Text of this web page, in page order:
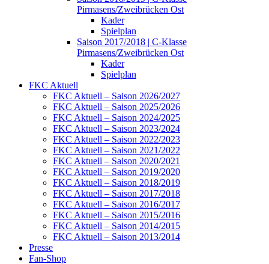
Pirmasens/Zweibrücken Ost
Kader
Spielplan
Saison 2017/2018 | C-Klasse
Pirmasens/Zweibrücken Ost
Kader
Spielplan
FKC Aktuell
FKC Aktuell – Saison 2026/2027
FKC Aktuell – Saison 2025/2026
FKC Aktuell – Saison 2024/2025
FKC Aktuell – Saison 2023/2024
FKC Aktuell – Saison 2022/2023
FKC Aktuell – Saison 2021/2022
FKC Aktuell – Saison 2020/2021
FKC Aktuell – Saison 2019/2020
FKC Aktuell – Saison 2018/2019
FKC Aktuell – Saison 2017/2018
FKC Aktuell – Saison 2016/2017
FKC Aktuell – Saison 2015/2016
FKC Aktuell – Saison 2014/2015
FKC Aktuell – Saison 2013/2014
Presse
Fan-Shop